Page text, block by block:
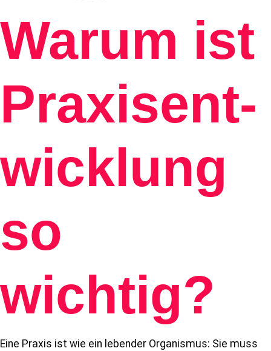
Warum ist
Praxisent­
wicklung
so
wichtig?
Eine Praxis ist wie ein lebender Organismus: Sie muss